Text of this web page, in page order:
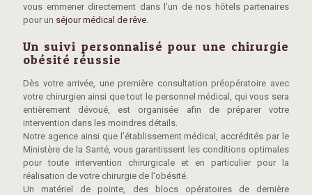
vous emmener directement dans l’un de nos hôtels partenaires
pour un séjour médical de rêve
Un suivi personnalisé pour une chirurgie
obésité réussie
Dès votre arrivée, une première consultation préopératoire avec
votre chirurgien ainsi que tout le personnel médical, qui vous sera
entièrement dévoué, est organisée afin de préparer votre
intervention dans les moindres détails.
Notre agence ainsi que l’établissement médical, accrédités par le
Ministère de la Santé, vous garantissent les conditions optimales
pour toute intervention chirurgicale et en particulier pour la
réalisation de votre chirurgie de l'obésité.
Un matériel de pointe, des blocs opératoires de dernière